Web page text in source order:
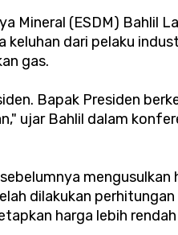
Mineral (ESDM) Bahlil
dari pelaku
gas.
Bapak Presiden
ujar Bahlil dalam
mengusulkan
dilakukan
harga lebih rendah